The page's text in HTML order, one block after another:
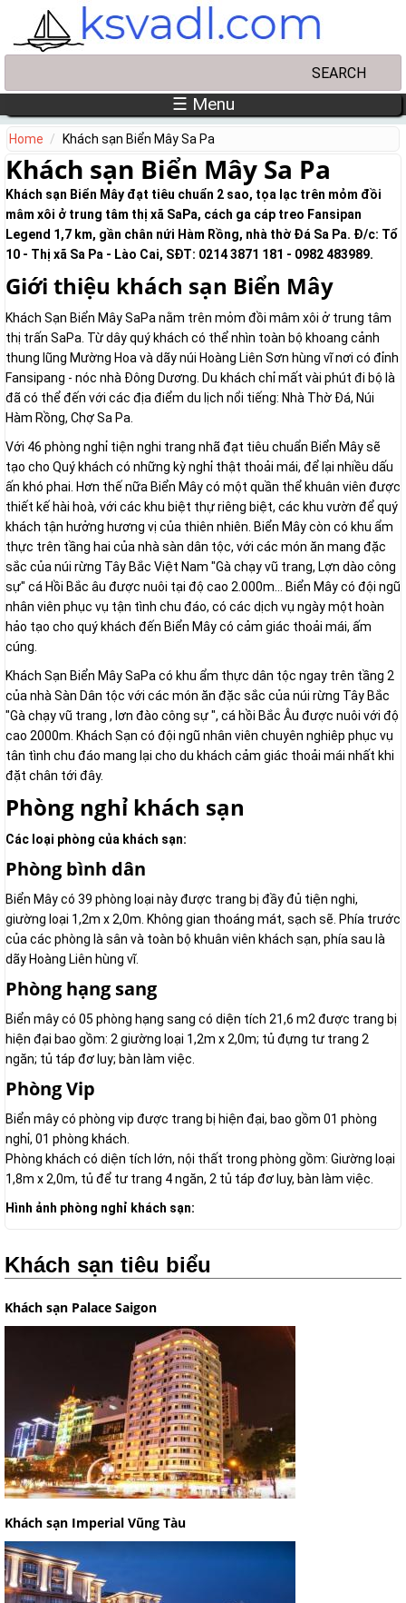
Skip to main content
☰ Menu
Home Khách sạn Biển Mây Sa Pa
Khách sạn Biển Mây Sa Pa
Khách sạn Biển Mây đạt tiêu chuẩn 2 sao, tọa lạc trên mỏm đồi
mâm xôi ở trung tâm thị xã SaPa, cách ga cáp treo Fansipan
Legend 1,7 km, gần chân nứi Hàm Rồng, nhà thờ Đá Sa Pa. Đ/c: Tổ
10 - Thị xã Sa Pa - Lào Cai, SĐT: 0214 3871 181 - 0982 483989.
Giới thiệu khách sạn Biển Mây
Khách Sạn Biển Mây SaPa nằm trên mỏm đồi mâm xôi ở trung tâm
thị trấn SaPa. Từ dây quý khách có thể nhìn toàn bộ khoang cảnh
thung lũng Mường Hoa và dãy núi Hoàng Liên Sơn hùng vĩ nơi có đỉnh
Fansipang - nóc nhà Đông Dương. Du khách chỉ mất vài phút đi bộ là
đã có thể đến với các địa điểm du lịch nổi tiếng: Nhà Thờ Đá, Núi
Hàm Rồng, Chợ Sa Pa.
Với 46 phòng nghỉ tiện nghi trang nhã đạt tiêu chuẩn Biển Mây sẽ
tạo cho Quý khách có những kỳ nghỉ thật thoải mái, để lại nhiều dấu
ấn khó phai. Hơn thế nữa Biển Mây có một quần thể khuân viên được
thiết kế hài hoà, với các khu biệt thự riêng biệt, các khu vườn để quý
khách tận hưởng hương vị của thiên nhiên. Biển Mây còn có khu ẩm
thực trên tầng hai của nhà sàn dân tộc, với các món ăn mang đặc
sắc của núi rừng Tây Bắc Việt Nam "Gà chạy vũ trang, Lợn dào công
sự" cá Hồi Bắc âu được nuôi tại độ cao 2.000m... Biển Mây có đội ngũ
nhân viên phục vụ tận tình chu đáo, có các dịch vụ ngày một hoàn
hảo tạo cho quý khách đến Biển Mây có cảm giác thoải mái, ấm
cúng.
Khách Sạn Biển Mây SaPa có khu ẩm thực dân tộc ngay trên tầng 2
của nhà Sàn Dân tộc với các món ăn đặc sắc của núi rừng Tây Bắc
"Gà chạy vũ trang , lơn đào công sự ", cá hồi Bắc Âu được nuôi với độ
cao 2000m. Khách Sạn có đội ngũ nhân viên chuyên nghiêp phục vụ
tân tình chu đáo mang lại cho du khách cảm giác thoải mái nhất khi
đặt chân tới đây.
Phòng nghỉ khách sạn
Các loại phòng của khách sạn:
Phòng bình dân
Biển Mây có 39 phòng loại này được trang bị đầy đủ tiện nghi,
giường loại 1,2m x 2,0m. Không gian thoáng mát, sạch sẽ. Phía trước
của các phòng là sân và toàn bộ khuân viên khách sạn, phía sau là
dãy Hoàng Liên hùng vĩ.
Phòng hạng sang
Biển mây có 05 phòng hạng sang có diện tích 21,6 m2 được trang bị
hiện đại bao gồm: 2 giường loại 1,2m x 2,0m; tủ đựng tư trang 2
ngăn; tủ táp đơ luy; bàn làm việc.
Phòng Vip
Biển mây có phòng vip được trang bị hiện đại, bao gồm 01 phòng
nghỉ, 01 phòng khách.
Phòng khách có diện tích lớn, nội thất trong phòng gồm: Giường loại
1,8m x 2,0m, tủ để tư trang 4 ngăn, 2 tủ táp đơ luy, bàn làm việc.
Hình ảnh phòng nghỉ khách sạn:
Khách sạn tiêu biểu
Khách sạn Palace Saigon
Khách sạn Imperial Vũng Tàu